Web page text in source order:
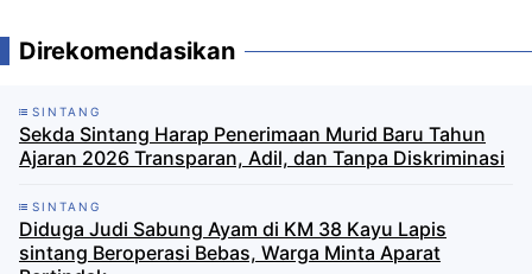
Direkomendasikan
SINTANG
Sekda Sintang Harap Penerimaan Murid Baru Tahun
Ajaran 2026 Transparan, Adil, dan Tanpa Diskriminasi
SINTANG
Diduga Judi Sabung Ayam di KM 38 Kayu Lapis
sintang Beroperasi Bebas, Warga Minta Aparat